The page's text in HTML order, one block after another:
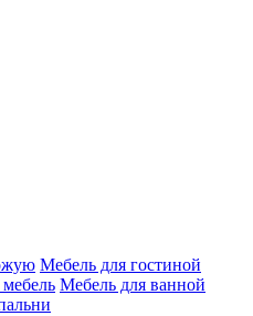
Мебель для гостиной
мебель Мебель для ванной